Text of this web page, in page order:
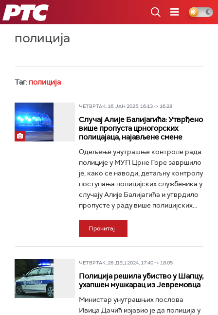
РТС
полиција
Таг: полиција
ЧЕТВРТАК, 16. ЈАН 2025, 16:13 -> 16:28
Случај Алије Балијагића: Утврђено
више пропуста црногорских
полицајаца, најављене смене
Одељење унутрашње контроле рада
полиције у МУП Црне Горе завршило
је, како се наводи, детаљну контролу
поступања полицијских службеника у
случају Алије Балијагића и утврдило
пропусте у раду више полицијских...
Прочитај
ЧЕТВРТАК, 26. ДЕЦ 2024, 17:40 -> 18:05
Полиција решила убиство у Шапцу,
ухапшен мушкарац из Јевремовца
Министар унутрашњих послова
Ивица Дачић изјавио је да полиција у